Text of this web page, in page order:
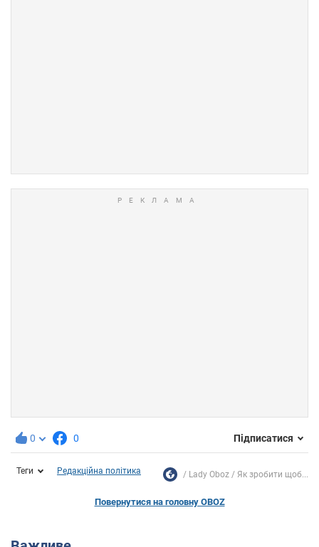
0 0 Підписатися
Теги Редакційна політика Lady Oboz Як зробити щоб...
Повернутися на головну OBOZ